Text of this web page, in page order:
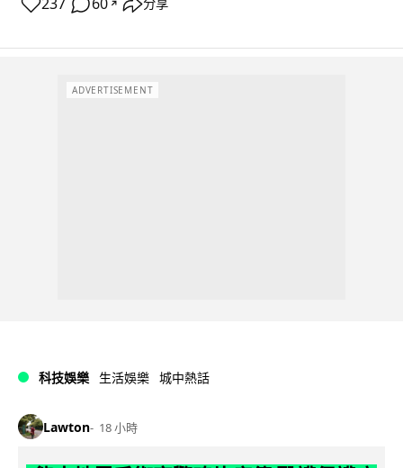
237 60 ↗ 分享
ADVERTISEMENT
科技娛樂 生活娛樂 城中熱話
Lawton 18 小時